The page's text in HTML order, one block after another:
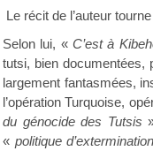
Le récit de l’auteur
Selon lui, « C’est à
tutsi, bien documentées,
largement fantasmées,
l’opération Turquoise,
du génocide des Tutsis
« politique